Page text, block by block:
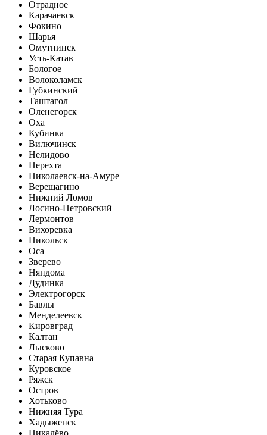
Отрадное
Карачаевск
Фокино
Шарья
Омутнинск
Усть-Катав
Бологое
Волоколамск
Губкинский
Таштагол
Оленегорск
Оха
Кубинка
Вилючинск
Нелидово
Нерехта
Николаевск-на-Амуре
Верещагино
Нижний Ломов
Лосино-Петровский
Лермонтов
Вихоревка
Никольск
Оса
Зверево
Няндома
Дудинка
Электрогорск
Бавлы
Менделеевск
Кировград
Калтан
Лысково
Старая Купавна
Куровское
Ряжск
Остров
Хотьково
Нижняя Тура
Хадыженск